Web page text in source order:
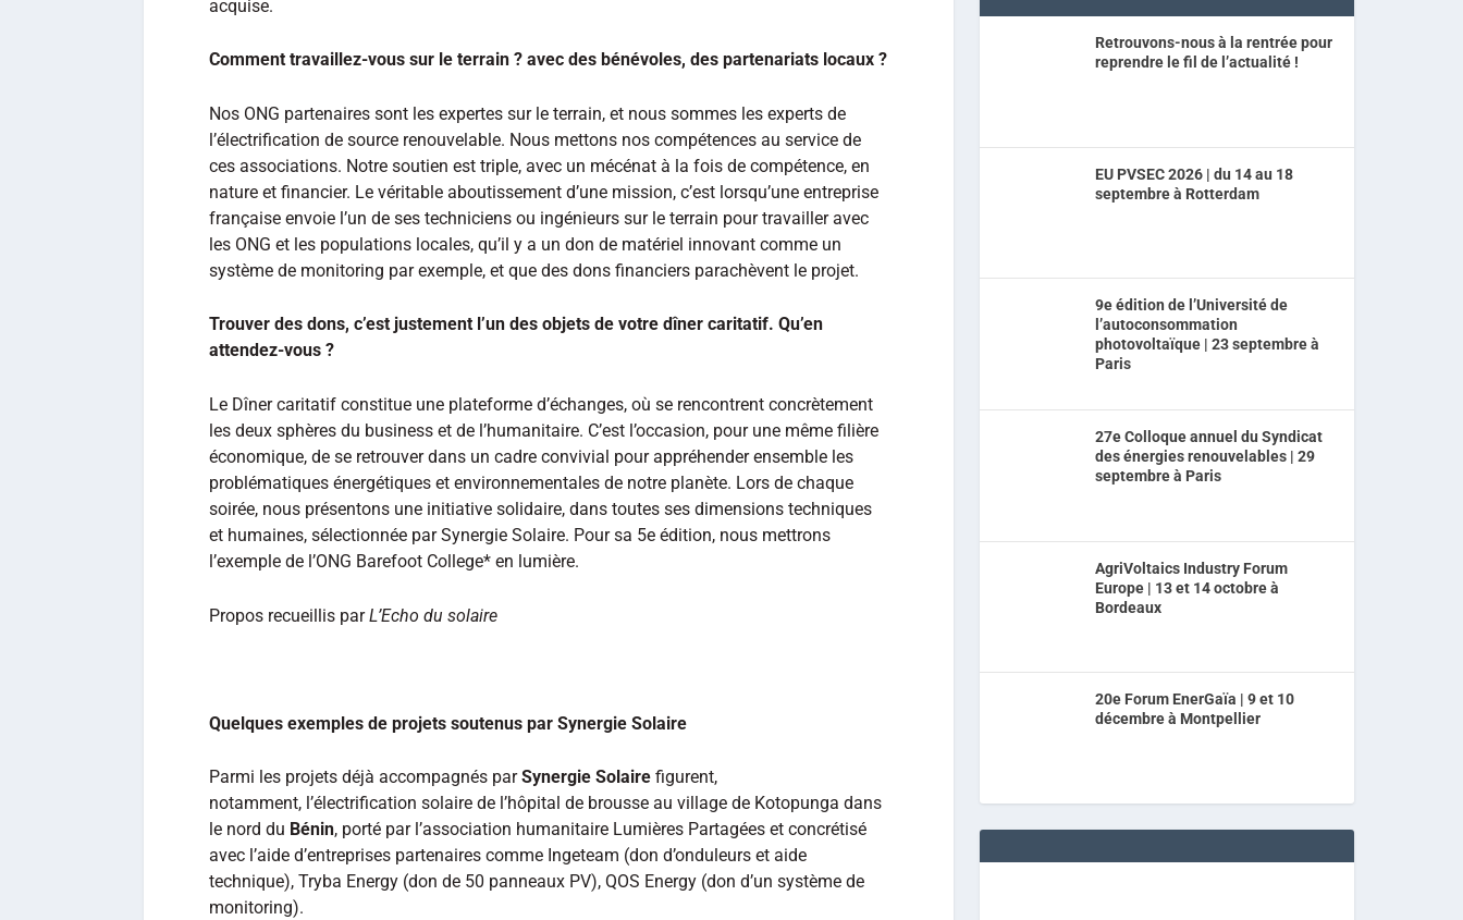
acquise.
Comment travaillez-vous sur le terrain ? avec des bénévoles, des partenariats locaux ?
Nos ONG partenaires sont les expertes sur le terrain, et nous sommes les experts de
l’électrification de source renouvelable. Nous mettons nos compétences au service de
ces associations. Notre soutien est triple, avec un mécénat à la fois de compétence, en
nature et financier. Le véritable aboutissement d’une mission, c’est lorsqu’une entreprise
française envoie l’un de ses techniciens ou ingénieurs sur le terrain pour travailler avec
les ONG et les populations locales, qu’il y a un don de matériel innovant comme un
système de monitoring par exemple, et que des dons financiers parachèvent le projet.
Trouver des dons, c’est justement l’un des objets de votre dîner caritatif. Qu’en
attendez-vous ?
Le Dîner caritatif constitue une plateforme d’échanges, où se rencontrent concrètement
les deux sphères du business et de l’humanitaire. C’est l’occasion, pour une même filière
économique, de se retrouver dans un cadre convivial pour appréhender ensemble les
problématiques énergétiques et environnementales de notre planète. Lors de chaque
soirée, nous présentons une initiative solidaire, dans toutes ses dimensions techniques
et humaines, sélectionnée par Synergie Solaire. Pour sa 5e édition, nous mettrons
l’exemple de l’ONG Barefoot College* en lumière.
Propos recueillis parL’Echo du solaire
Quelques exemples de projets soutenus par Synergie Solaire
Parmi les projets déjà accompagnés parSynergie Solaire figurent,
notamment, l’électrification solaire de l’hôpital de brousse au village de Kotopunga dans
le nord du Bénin, porté par l’association humanitaire Lumières Partagées et concrétisé
avec l’aide d’entreprises partenaires comme Ingeteam (don d’onduleurs et aide
technique), Tryba Energy (don de 50 panneaux PV), QOS Energy (don d’un système de
monitoring).
Retrouvons-nous à la rentrée pour
reprendre le fil de l’actualité !
EU PVSEC 2026 | du 14 au 18
septembre à Rotterdam
9e édition de l’Université de
l’autoconsommation
photovoltaïque | 23 septembre à
Paris
27e Colloque annuel du Syndicat
des énergies renouvelables | 29
septembre à Paris
AgriVoltaics Industry Forum
Europe | 13 et 14 octobre à
Bordeaux
20e Forum EnerGaïa | 9 et 10
décembre à Montpellier